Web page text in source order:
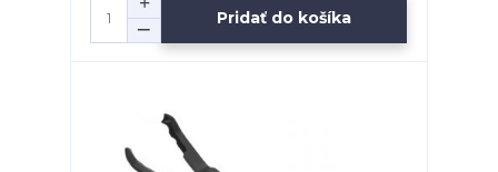
Pridať do košíka